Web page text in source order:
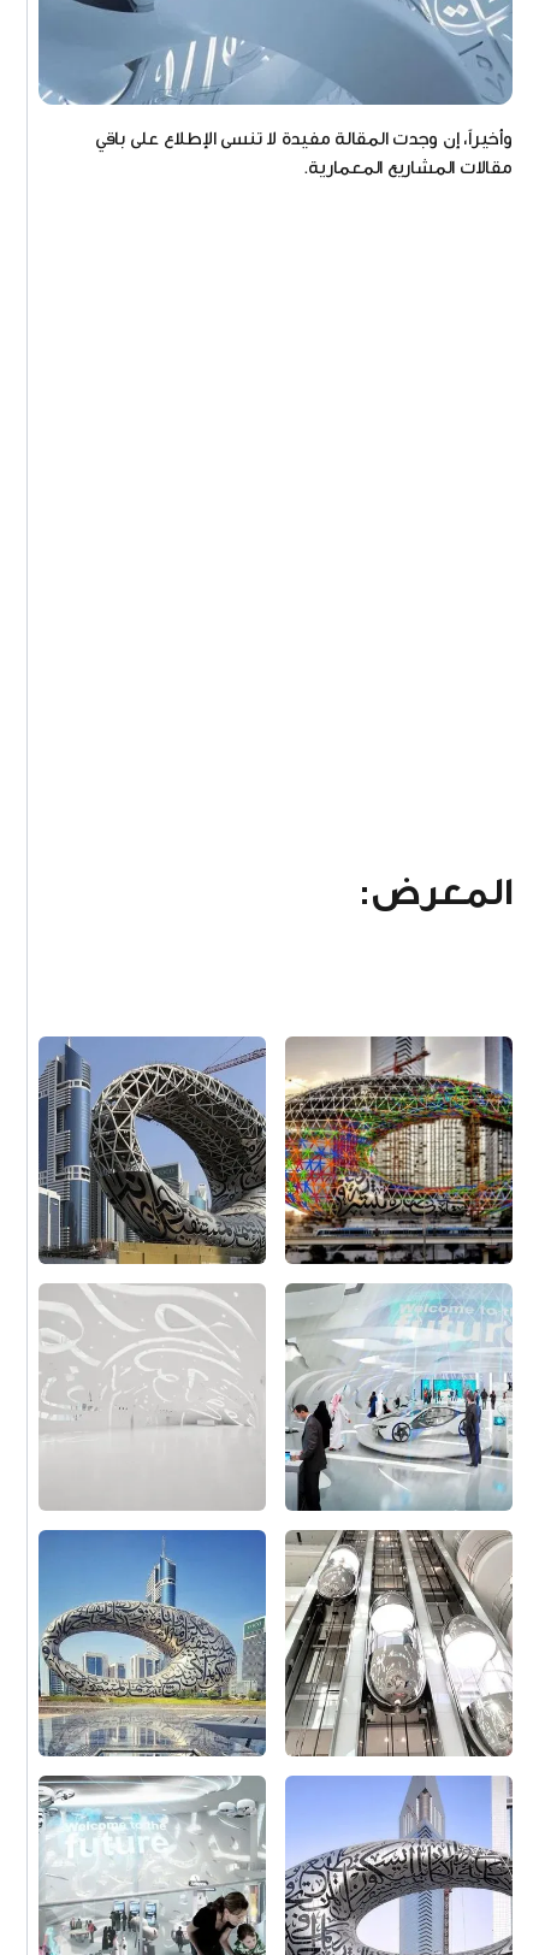
وأخيراً، إن وجدت المقالة مفيدة لا تنسى الإطلاع على باقي
مقالات المشاريع المعمارية.
المعرض: